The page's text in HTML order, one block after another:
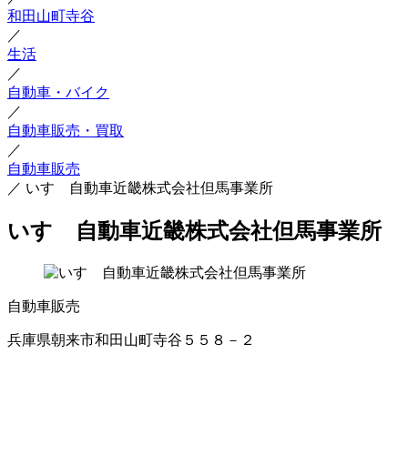
和田山町寺谷
／
生活
／
自動車・バイク
／
自動車販売・買取
／
自動車販売
／ いすゞ自動車近畿株式会社但馬事業所
いすゞ自動車近畿株式会社但馬事業所
自動車販売
兵庫県朝来市和田山町寺谷５５８－２